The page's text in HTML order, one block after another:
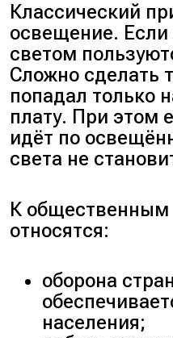
Классический
освещение. Если
светом
Сложно сделать
попадал только
плату. При этом
идёт по
света не
К общественным
относятся:
оборона
населения;